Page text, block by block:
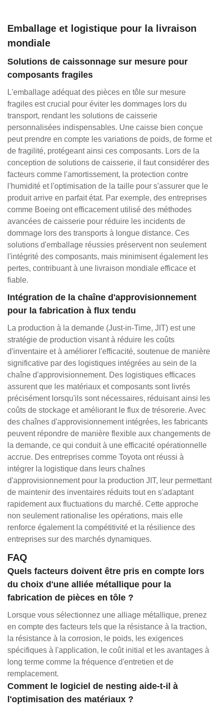
Emballage et logistique pour la livraison
mondiale
Solutions de caissonnage sur mesure pour
composants fragiles
L'emballage adéquat des pièces en tôle sur mesure
fragiles est crucial pour éviter les dommages lors du
transport, rendant les solutions de caisserie
personnalisées indispensables. Une caisse bien conçue
peut prendre en compte les variations de poids, de forme et
de fragilité, protégeant ainsi ces composants. Lors de la
conception de solutions de caisserie, il faut considérer des
facteurs comme l'amortissement, la protection contre
l'humidité et l'optimisation de la taille pour s'assurer que le
produit arrive en parfait état. Par exemple, des entreprises
comme Boeing ont efficacement utilisé des méthodes
avancées de caisserie pour réduire les incidents de
dommage lors des transports à longue distance. Ces
solutions d'emballage réussies préservent non seulement
l'intégrité des composants, mais minimisent également les
pertes, contribuant à une livraison mondiale efficace et
fiable.
Intégration de la chaîne d'approvisionnement
pour la fabrication à flux tendu
La production à la demande (Just-in-Time, JIT) est une
stratégie de production visant à réduire les coûts
d'inventaire et à améliorer l'efficacité, soutenue de manière
significative par des logistiques intégrées au sein de la
chaîne d'approvisionnement. Des logistiques efficaces
assurent que les matériaux et composants sont livrés
précisément lorsqu'ils sont nécessaires, réduisant ainsi les
coûts de stockage et améliorant le flux de trésorerie. Avec
des chaînes d'approvisionnement intégrées, les fabricants
peuvent répondre de manière flexible aux changements de
la demande, ce qui conduit à une efficacité opérationnelle
accrue. Des entreprises comme Toyota ont réussi à
intégrer la logistique dans leurs chaînes
d'approvisionnement pour la production JIT, leur permettant
de maintenir des inventaires réduits tout en s'adaptant
rapidement aux fluctuations du marché. Cette approche
non seulement rationalise les opérations, mais elle
renforce également la compétitivité et la résilience des
entreprises sur des marchés dynamiques.
FAQ
Quels facteurs doivent être pris en compte lors
du choix d'une alliée métallique pour la
fabrication de pièces en tôle ?
Lorsque vous sélectionnez une alliage métallique, prenez
en compte des facteurs tels que la résistance à la traction,
la résistance à la corrosion, le poids, les exigences
spécifiques à l'application, le coût initial et les avantages à
long terme comme la fréquence d'entretien et de
remplacement.
Comment le logiciel de nesting aide-t-il à
l'optimisation des matériaux ?